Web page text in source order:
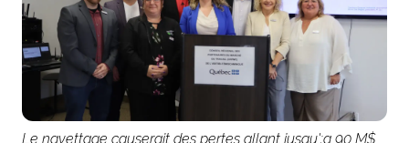
Le navettage causerait des pertes allant jusqu';a 90 M$